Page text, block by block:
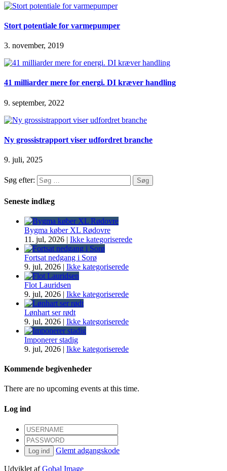
Stort potentiale for varmepumper
3. november, 2019
41 milliarder mere for energi. DI kræver handling
9. september, 2022
Ny grossistrapport viser udfordret branche
9. juli, 2025
Søg efter:
Seneste indlæg
Bygma køber XL Rødovre
11. jul, 2026 | Ikke kategoriserede
Fortsat nedgang i Sorø
9. jul, 2026 | Ikke kategoriserede
Flot Lauridsen
9. jul, 2026 | Ikke kategoriserede
Lønhart ser rødt
9. jul, 2026 | Ikke kategoriserede
Imponerer stadig
9. jul, 2026 | Ikke kategoriserede
Kommende begivenheder
There are no upcoming events at this time.
Log ind
Log ind Glemt adgangskode
Udviklet afGobal Image